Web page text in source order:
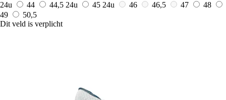
24u
44 44,5 24u 45 24u 46 46,5 47
48
49
50,5
Dit veld is verplicht